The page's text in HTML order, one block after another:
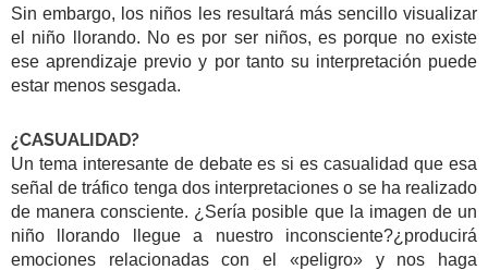
Sin embargo, los niños les resultará más sencillo visualizar
el niño llorando. No es por ser niños, es porque no existe
ese aprendizaje previo y por tanto su interpretación puede
estar menos sesgada.
¿CASUALIDAD?
Un tema interesante de debate es si es casualidad que esa
señal de tráfico tenga dos interpretaciones o se ha realizado
de manera consciente. ¿Sería posible que la imagen de un
niño llorando llegue a nuestro inconsciente?¿producirá
emociones relacionadas con el «peligro» y nos haga